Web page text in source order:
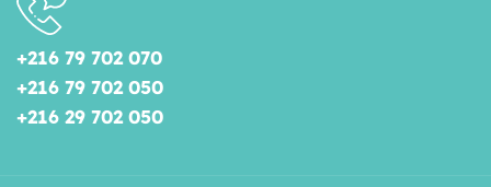
+216 79 702 070
+216 79 702 050
+216 29 702 050